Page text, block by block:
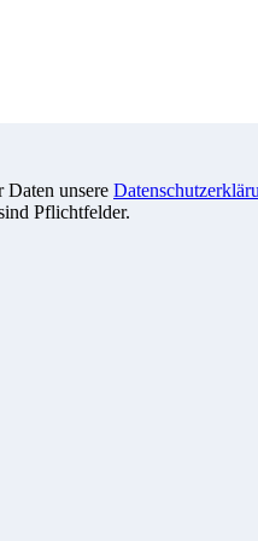
Daten unsere
Pflichtfelder.